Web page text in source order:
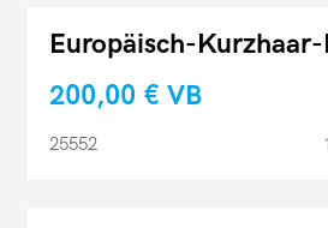
Europäisch-
200,00 € VB
25552